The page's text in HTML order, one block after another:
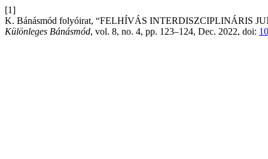
[1]
K. Bánásmód folyóirat, “FELHÍVÁS INTERDISZCIPLINÁRIS
Különleges Bánásmód, vol. 8, no. 4, pp. 123–124, Dec. 2022, doi: